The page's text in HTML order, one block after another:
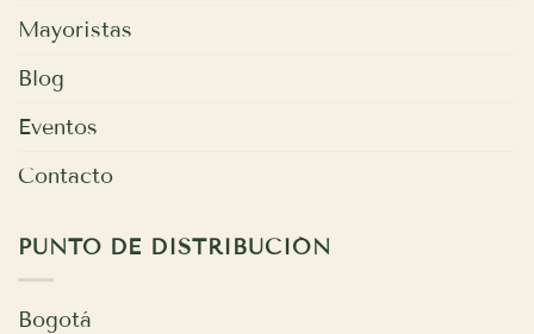
Mayoristas
Blog
Eventos
Contacto
PUNTO DE DISTRIBUCIÓN
Bogotá